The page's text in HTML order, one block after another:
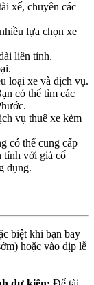
xế, chuyên các
lựa chọn xe
liên tỉnh.
loại xe và dịch vụ.
có thể tìm các
vụ thuê xe kèm
có thể cung cấp
tỉnh với giá cố
dụng.
biệt khi bạn bay
hoặc vào dịp lễ